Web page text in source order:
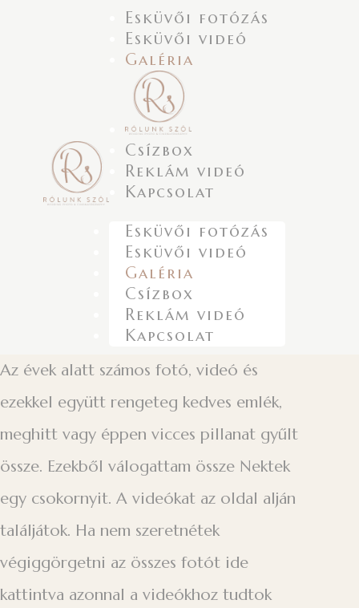
Esküvői fotózás
Esküvői videó
Galéria
Csízbox
Reklám videó
Kapcsolat
Esküvői fotózás
Esküvői videó
Galéria
Csízbox
Reklám videó
Kapcsolat
Az évek alatt számos fotó, videó és
ezekkel együtt rengeteg kedves emlék,
meghitt vagy éppen vicces pillanat gyűlt
össze. Ezekből válogattam össze Nektek
egy csokornyit. A videókat az oldal alján
találjátok. Ha nem szeretnétek
végiggörgetni az összes fotót ide
kattintva azonnal a videókhoz tudtok